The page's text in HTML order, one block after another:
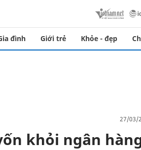
đình Giới trẻ Khỏe - đẹp
27/03/
khỏi ngân